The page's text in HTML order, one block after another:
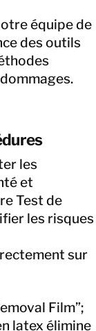
équipe de
des outils
les
et
Test de
les risques
sur
Film”;
latex élimine